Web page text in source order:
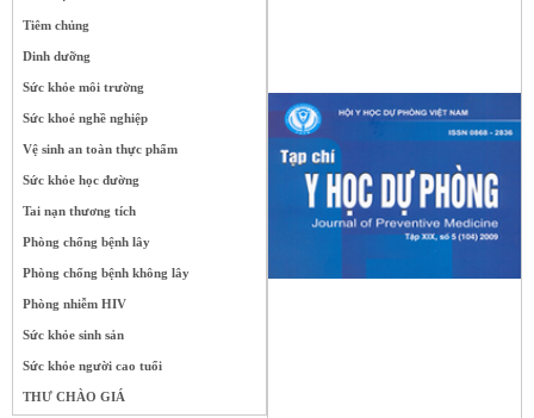
Tiêm chủng
Dinh dưỡng
Sức khỏe môi trường
Sức khoẻ nghề nghiệp
Vệ sinh an toàn thực phẩm
Sức khỏe học đường
Tai nạn thương tích
Phòng chống bệnh lây
Phòng chống bệnh không lây
Phòng nhiễm HIV
Sức khỏe sinh sản
Sức khỏe người cao tuổi
THƯ CHÀO GIÁ